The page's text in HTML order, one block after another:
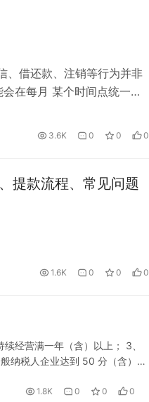
、借还款、注销等行为并非
在每月 某个时间点统一报
的信用情况以及其他风
名单吗? A：没有。中国…
3.6K 0 0 0
提款流程、常见问题
1.6K 0 0 0
经营满一年（含）以上； 3、
纳税人企业达到 50 分（含）以
1.8K 0 0 0